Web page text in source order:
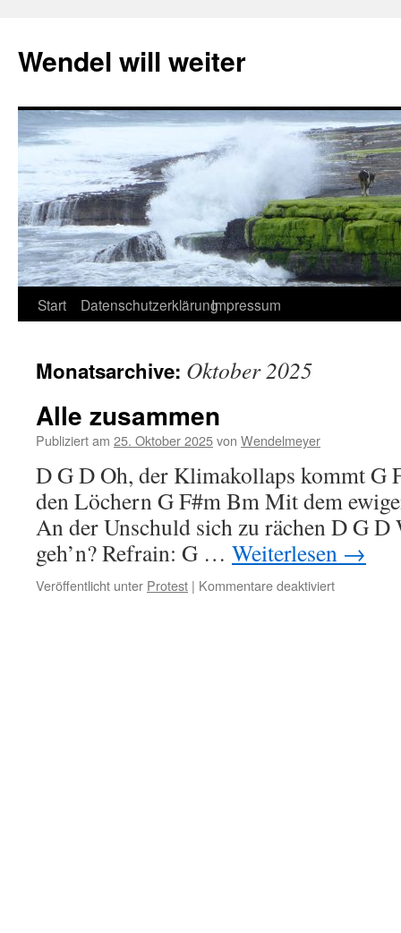
Wendel will weiter
Zum
springen
Start DatenschutzerklärungImpressum
Monatsarchive: Oktober 2025
Alle zusammen
Publiziert am 25. Oktober 2025von Wendelmeyer
D G D Oh, der Klimakollaps kommt G
den Löchern G F#m Bm Mit dem
An der Unschuld sich zu rächen D G D
geh’n? Refrain: G … Weiterlesen →
Veröffentlicht unter Protest | Kommentare deaktiviertfür